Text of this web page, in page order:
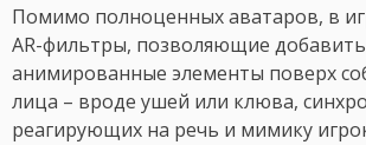
Помимо полноценных аватаров, в
AR-фильтры, позволяющие
анимированные элементы поверх
лица – вроде ушей или клюва,
реагирующих на речь и мимику